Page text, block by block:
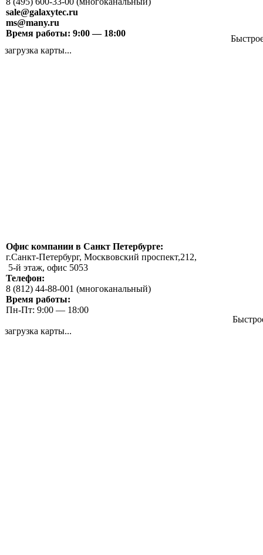
sale@galaxytec.ru
ms@many.ru
Время работы: 9:00 — 18:00
загрузка карты...
Офис компании в Санкт Петербурге:
г.Санкт-Петербург, Москвовский проспект,212,
5-й этаж, офис 5053
Телефон:
8 (812) 44-88-001 (многоканальный)
Время работы:
Пн-Пт: 9:00 — 18:00
загрузка карты...